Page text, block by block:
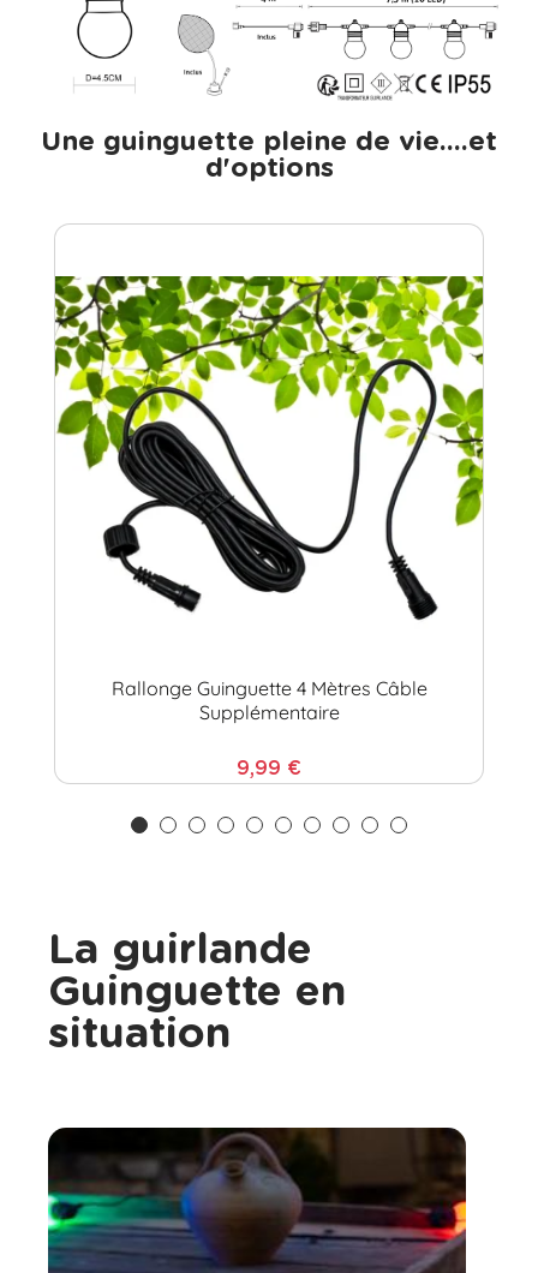
Une guinguette pleine de vie....et
d'options​
Rallonge Guinguette 4 Mètres Câble
Supplémentaire
9,99 €
La guirlande
Guinguette en
situation